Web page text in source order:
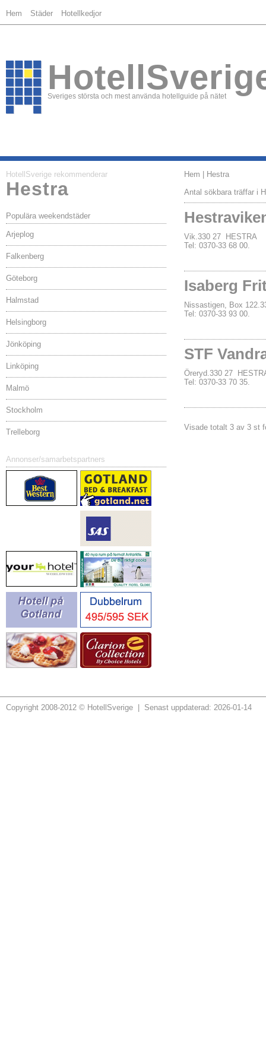
Hem Städer Hotellkedjor
Sveriges största och mest använda hotellguide på nätet
HotellSverige rekommenderar
Hestra
Populära weekendstäder
Arjeplog
Falkenberg
Göteborg
Halmstad
Helsingborg
Jönköping
Linköping
Malmö
Stockholm
Trelleborg
Annonser/samarbetspartners
Hem | Hestra
Antal sökbara träffar i
Vik.330 27 HESTRA
Tel: 0370-33 68 00.
Isaberg
Nissastigen, Box
Tel: 0370-33 93 00.
STF
Öreryd.330 27
Tel: 0370-33 70 35.
Visade totalt 3 av 3 st
Copyright 2008-2012 © HotellSverige | Senast uppdaterad: 2026-01-14